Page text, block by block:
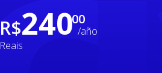
R$24000
/año
Reais